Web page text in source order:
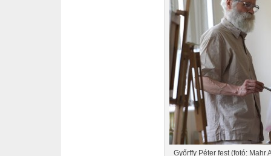
Győrffy Péter fest (fotó: Mahr